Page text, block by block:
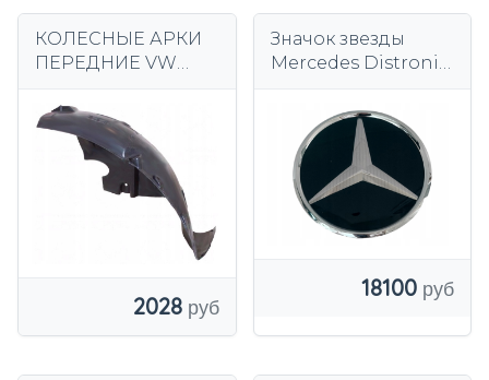
КОЛЕСНЫЕ АРКИ
ПЕРЕДНИЕ VW
SPRINTER 906
2028
Значок звезды
Mercedes Distronic
18100